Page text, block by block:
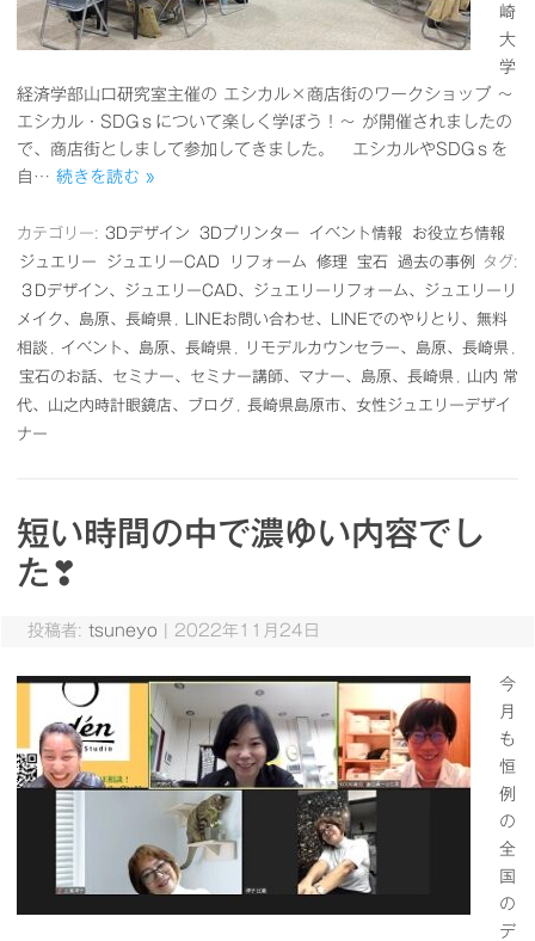
崎
大
学
経済学部山口研究室主催の エシカル×商店街のワークショップ ～
エシカル・SDGｓについて楽しく学ぼう！～ が開催されましたの
で、商店街としまして参加してきました。 エシカルやSDGｓを
自… 続きを読む »
カテゴリー: 3Dデザイン 3Dプリンター イベント情報
お役立ち情報
ジュエリー
ジュエリーCAD リフォーム 修理 宝石 過去の事例
タグ:
３Dデザイン、ジュエリーCAD、ジュエリーリフォーム、ジュエリーリ
メイク、島原、長崎県
LINEお問い合わせ、LINEでのやりとり、無料
相談
イベント、島原、長崎県 リモデルカウンセラー、島原、長崎県
宝石のお話、セミナー、セミナー講師、マナー、島原、長崎県
山内 常
代、山之内時計眼鏡店、ブログ
長崎県島原市、女性ジュエリーデザイ
ナー
短い時間の中で濃ゆい内容でし
た❣
投稿者: tsuneyo 2022年11月24日
今
月
も
恒
例
の
全
国
の
デ